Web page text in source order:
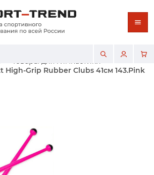
Товары для гимнастики
High-Grip Rubber Clubs 41см 143.Pink